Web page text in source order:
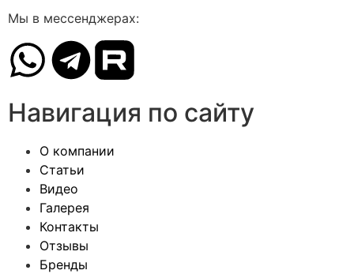
Мы в мессенджерах:
Навигация по сайту
О компании
Статьи
Видео
Галерея
Контакты
Отзывы
Бренды